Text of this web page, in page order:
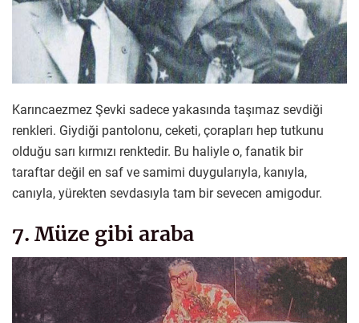
Karıncaezmez Şevki sadece yakasında taşımaz sevdiği
renkleri. Giydiği pantolonu, ceketi, çorapları hep tutkunu
olduğu sarı kırmızı renktedir. Bu haliyle o, fanatik bir
taraftar değil en saf ve samimi duygularıyla, kanıyla,
canıyla, yürekten sevdasıyla tam bir sevecen amigodur.
7. Müze gibi araba